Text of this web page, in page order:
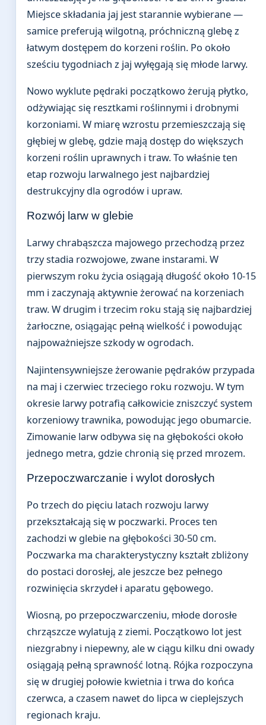
Miejsce składania jaj jest starannie wybierane —
samice preferują wilgotną, próchniczną glebę z
łatwym dostępem do korzeni roślin. Po około
sześciu tygodniach z jaj wyłęgają się młode larwy.
Nowo wyklute pędraki początkowo żerują płytko,
odżywiając się resztkami roślinnymi i drobnymi
korzoniami. W miarę wzrostu przemieszczają się
głębiej w glebę, gdzie mają dostęp do większych
korzeni roślin uprawnych i traw. To właśnie ten
etap rozwoju larwalnego jest najbardziej
destrukcyjny dla ogrodów i upraw.
Rozwój larw w glebie
Larwy chrabąszcza majowego przechodzą przez
trzy stadia rozwojowe, zwane instarami. W
pierwszym roku życia osiągają długość około 10-15
mm i zaczynają aktywnie żerować na korzeniach
traw. W drugim i trzecim roku stają się najbardziej
żarłoczne, osiągając pełną wielkość i powodując
najpoważniejsze szkody w ogrodach.
Najintensywniejsze żerowanie pędraków przypada
na maj i czerwiec trzeciego roku rozwoju. W tym
okresie larwy potrafią całkowicie zniszczyć system
korzeniowy trawnika, powodując jego obumarcie.
Zimowanie larw odbywa się na głębokości około
jednego metra, gdzie chronią się przed mrozem.
Przepoczwarczanie i wylot dorosłych
Po trzech do pięciu latach rozwoju larwy
przekształcają się w poczwarki. Proces ten
zachodzi w glebie na głębokości 30-50 cm.
Poczwarka ma charakterystyczny kształt zbliżony
do postaci dorosłej, ale jeszcze bez pełnego
rozwinięcia skrzydeł i aparatu gębowego.
Wiosną, po przepoczwarczeniu, młode dorosłe
chrząszcze wylatują z ziemi. Początkowo lot jest
niezgrabny i niepewny, ale w ciągu kilku dni owady
osiągają pełną sprawność lotną. Rójka rozpoczyna
się w drugiej połowie kwietnia i trwa do końca
czerwca, a czasem nawet do lipca w cieplejszych
regionach kraju.